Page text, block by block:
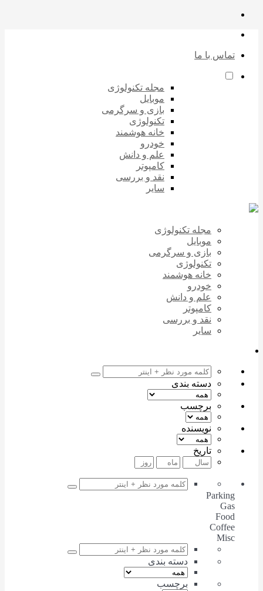
تماس با ما
مجله تکنولوژی
موبایل
بازی و سرگرمی
تکنولوژی
خانه هوشمند
خودرو
علم و دانش
کامپوتر
نقد و بررسی
سایر
مجله تکنولوژی
موبایل
بازی و سرگرمی
تکنولوژی
خانه هوشمند
خودرو
علم و دانش
کامپوتر
نقد و بررسی
سایر
دسته بندی
برچسب
نویسنده
تاریخ
Parking
Coffee
دسته بندی
برچسب